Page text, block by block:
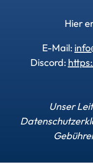
Hier
E-Mail:
Discord:
Unser